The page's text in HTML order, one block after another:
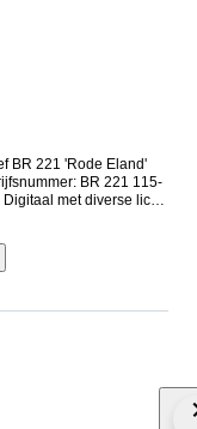
BR 221 'Rode Eland'